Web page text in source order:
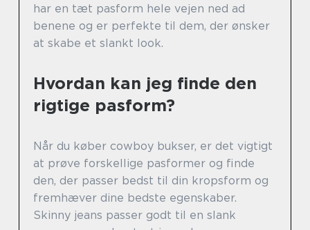
har en tæt pasform hele vejen ned ad
benene og er perfekte til dem, der ønsker
at skabe et slankt look.
Hvordan kan jeg finde den
rigtige pasform?
Når du køber cowboy bukser, er det vigtigt
at prøve forskellige pasformer og finde
den, der passer bedst til din kropsform og
fremhæver dine bedste egenskaber.
Skinny jeans passer godt til en slank